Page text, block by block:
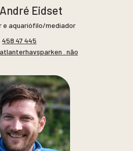
Eidset
e aquariófilo/mediador
458 47 445
. não